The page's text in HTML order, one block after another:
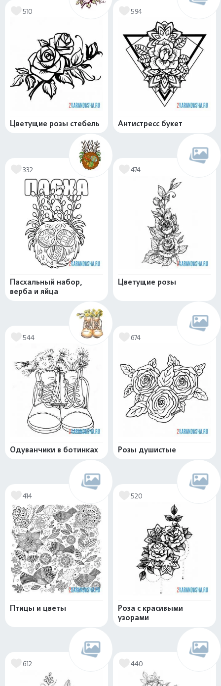
510
Цветущие розы стебель
594
Антистресс букет
332
Пасхальный набор,
верба и яйца
474
Цветущие розы
544
Одуванчики в ботинках
674
Розы душистые
414
Птицы и цветы
520
Роза с красивыми
узорами
612 440